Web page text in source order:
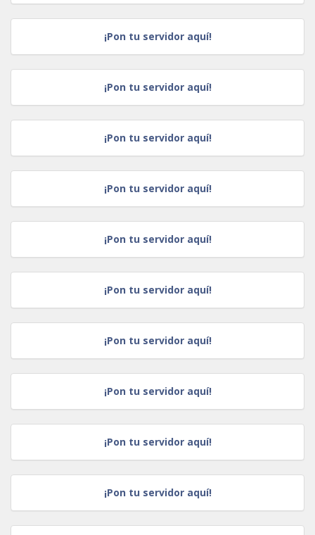
¡Pon tu servidor aquí!
¡Pon tu servidor aquí!
¡Pon tu servidor aquí!
¡Pon tu servidor aquí!
¡Pon tu servidor aquí!
¡Pon tu servidor aquí!
¡Pon tu servidor aquí!
¡Pon tu servidor aquí!
¡Pon tu servidor aquí!
¡Pon tu servidor aquí!